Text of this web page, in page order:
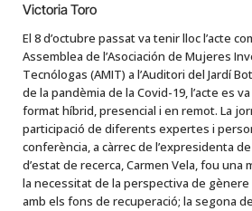
Victoria Toro
El 8 d’octubre passat va tenir lloc l’acte
Assemblea de l’Asociación de Mujeres
Tecnólogas (AMIT) a l’Auditori del Jardí
de la pandèmia de la Covid-19, l’acte es
format híbrid, presencial i en remot. La
participació de diferents expertes i
conferència, a càrrec de l’expresidenta
d’estat de recerca, Carmen Vela, fou una
la necessitat de la perspectiva de
amb els fons de recuperació; la segona